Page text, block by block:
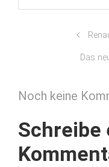
Das
Noch keine
Schreibe